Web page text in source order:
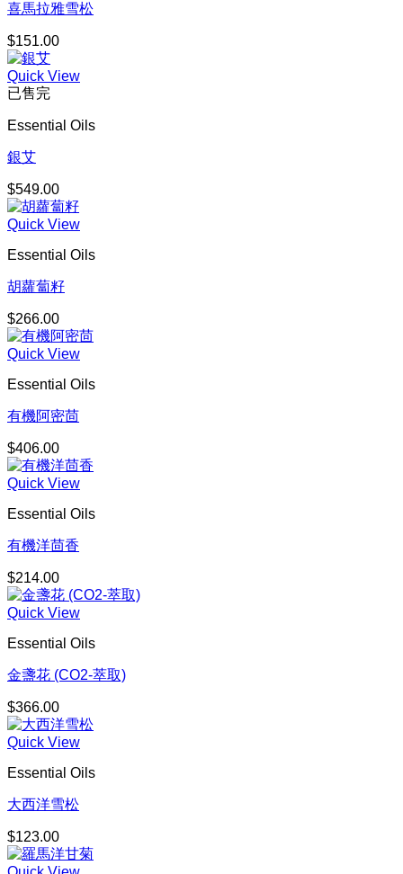
喜馬拉雅雪松
$151.00
Quick View
已售完
Essential Oils
銀艾
$549.00
Quick View
Essential Oils
胡蘿蔔籽
$266.00
Quick View
Essential Oils
有機阿密茴
$406.00
Quick View
Essential Oils
有機洋茴香
$214.00
Quick View
Essential Oils
金盞花 (CO2-萃取)
$366.00
Quick View
Essential Oils
大西洋雪松
$123.00